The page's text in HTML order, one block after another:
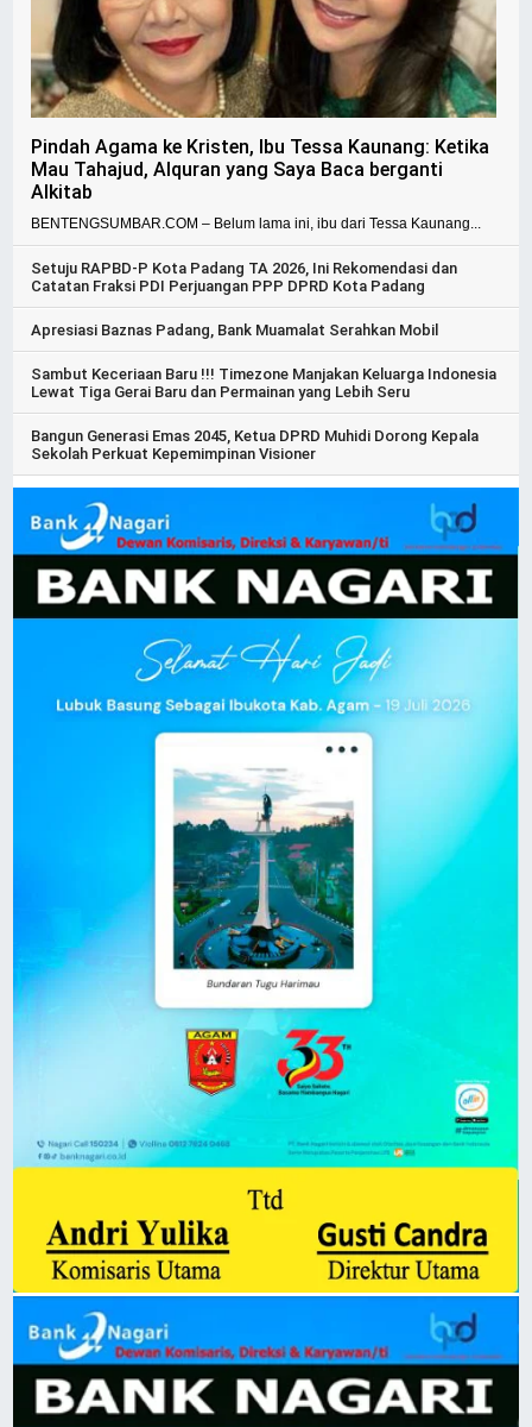
Pindah Agama ke Kristen, Ibu Tessa Kaunang: Ketika
Mau Tahajud, Alquran yang Saya Baca berganti
Alkitab
BENTENGSUMBAR.COM – Belum lama ini, ibu dari Tessa Kaunang...
Setuju RAPBD-P Kota Padang TA 2026, Ini Rekomendasi dan
Catatan Fraksi PDI Perjuangan PPP DPRD Kota Padang
Apresiasi Baznas Padang, Bank Muamalat Serahkan Mobil
Sambut Keceriaan Baru !!! Timezone Manjakan Keluarga Indonesia
Lewat Tiga Gerai Baru dan Permainan yang Lebih Seru
Bangun Generasi Emas 2045, Ketua DPRD Muhidi Dorong Kepala
Sekolah Perkuat Kepemimpinan Visioner